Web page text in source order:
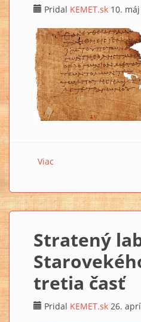
Pridal KEMET.sk 10.
Viac
Stratený
tretia časť
Pridal KEMET.sk 26.